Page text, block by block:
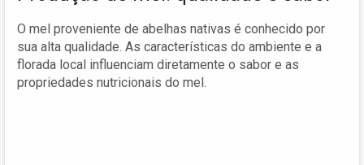
O mel proveniente de abelhas nativas é conhecido por
sua alta qualidade. As características do ambiente e a
florada local influenciam diretamente o sabor e as
propriedades nutricionais do mel.